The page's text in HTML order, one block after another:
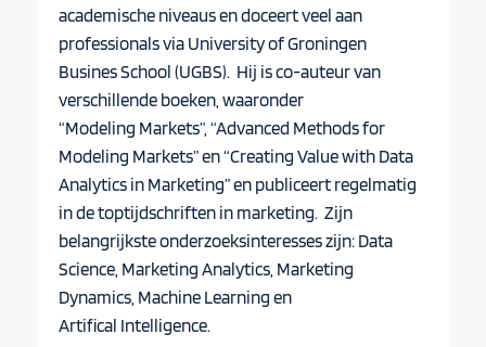
academische niveaus en doceert veel aan
professionals via University of Groningen
Busines School (UGBS). Hij is co-auteur van
verschillende boeken, waaronder
“Modeling Markets”, “Advanced Methods for
Modeling Markets” en “Creating Value with Data
Analytics in Marketing” en publiceert regelmatig
in de toptijdschriften in marketing. Zijn
belangrijkste onderzoeksinteresses zijn: Data
Science, Marketing Analytics, Marketing
Dynamics, Machine Learning en
Artifical Intelligence.